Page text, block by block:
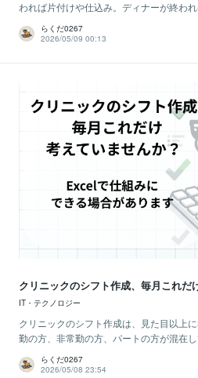
われば片付けや仕込み。ディナーが終わ
らくだ0267
2026/05/09 00:13
クリニックのシフト作成、毎月これだ
IT・テクノロジー
クリニックのシフト作成は、見た目以上
勤の方、非常勤の方、パートの方が混在
らくだ0267
2026/05/08 23:54